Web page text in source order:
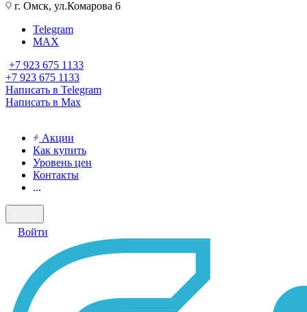
г. Омск, ул.Комарова 6
Telegram
MAX
+7 923 675 1133
+7 923 675 1133
Написать в Telegram
Написать в Max
Акции
Как купить
Уровень цен
Контакты
...
Войти